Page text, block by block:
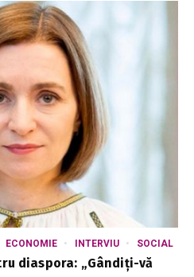
ECONOMIE INTERVIU SOCIAL
diaspora: „Gândiți-vă